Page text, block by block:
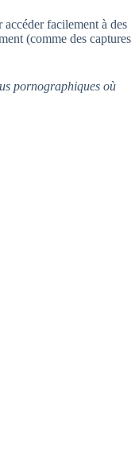
facilement à des
(comme des captures
pornographiques où